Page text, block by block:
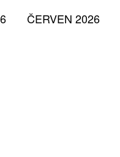
ČERVEN 2026